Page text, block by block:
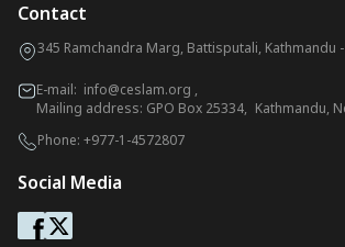
Contact
345 Ramchandra Marg, Battisputali, Kathmandu
E-mail: info@ceslam.org ,
Mailing address: GPO Box 25334, Kathmandu,
Phone: +977-1-4572807
Social Media